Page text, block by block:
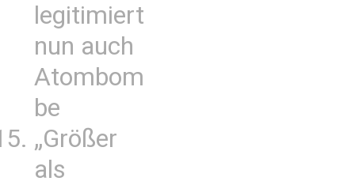
legitimiert
nun auch
Atombom
be
„Größer
als